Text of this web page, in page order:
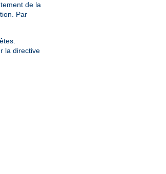
de la
Par
la directive